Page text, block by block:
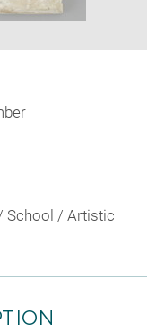
School / Artistic